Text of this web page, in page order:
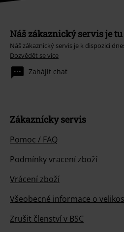
Náš zákaznický servis je
Náš zákaznický servis je k dispozici
Dozvědět se více
Zahájit chat
Zákaznícky servis
Pomoc / FAQ
Podmínky vracení zboží
Vrácení zboží
Všeobecné informace o
Zrušit členství v BSC